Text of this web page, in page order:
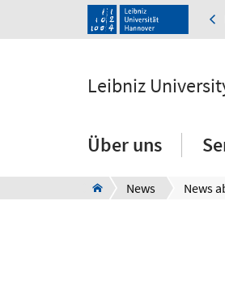
Leibniz
Über uns
News News